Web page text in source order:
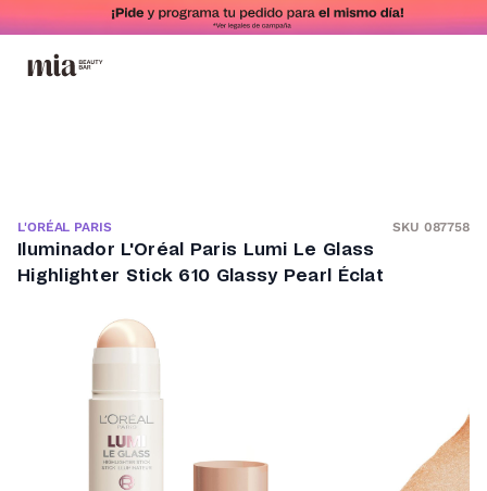
L'ORÉAL PARIS SKU 087758
Iluminador L'Oréal Paris Lumi Le Glass
Highlighter Stick 610 Glassy Pearl Éclat